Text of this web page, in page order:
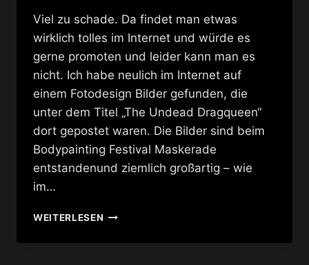
Viel zu schade. Da findet man etwas
wirklich tolles im Internet und würde es
gerne promoten und leider kann man es
nicht. Ich habe neulich im Internet auf
einem Fotodesign Bilder gefunden, die
unter dem Titel „The Undead Dragqueen“
dort gepostet waren. Die Bilder sind beim
Bodypainting Festival Maskerade
entstandenund ziemlich großartig – wie
im…
WEITERLESENTHE
DRAGQUEEN